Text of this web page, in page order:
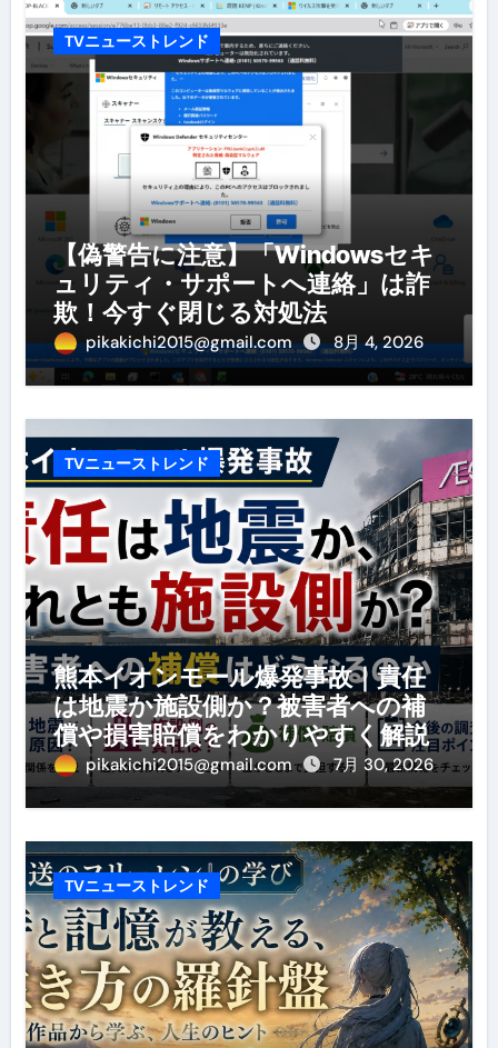
TVニューストレンド
【偽警告に注意】「Windowsセキ
ュリティ・サポートへ連絡」は詐
欺！今すぐ閉じる対処法
pikakichi2015@gmail.com 8月 4, 2026
TVニューストレンド
熊本イオンモール爆発事故｜責任
は地震か施設側か？被害者への補
償や損害賠償をわかりやすく解説
pikakichi2015@gmail.com 7月 30, 2026
TVニューストレンド